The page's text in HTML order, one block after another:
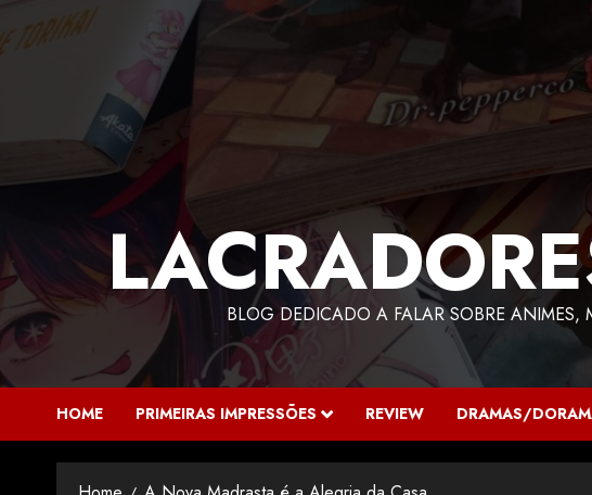
BLOG DEDICADO A FALAR SOBRE ANIMES,
HOME PRIMEIRAS IMPRESSÕES REVIEW DRAMAS/